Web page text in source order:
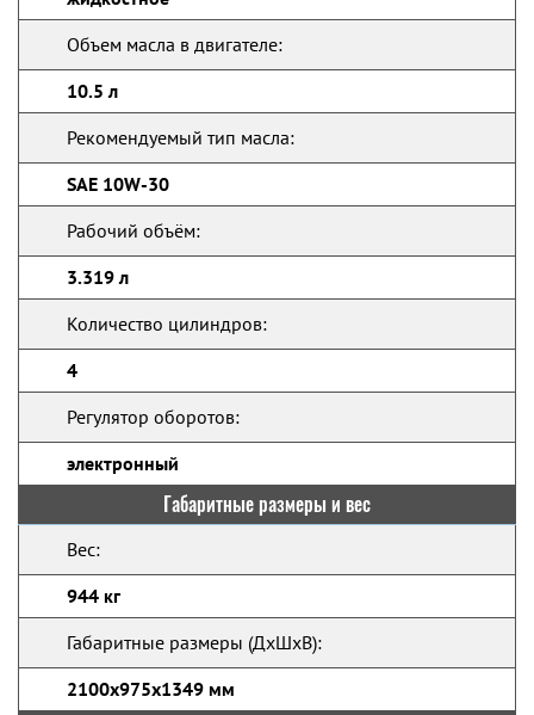
Объем масла в двигателе:
10.5 л
Рекомендуемый тип масла:
SAE 10W-30
Рабочий объём:
3.319 л
Количество цилиндров:
4
Регулятор оборотов:
электронный
Габаритные размеры и вес
Вес:
944 кг
Габаритные размеры (ДхШхВ):
2100x975x1349 мм